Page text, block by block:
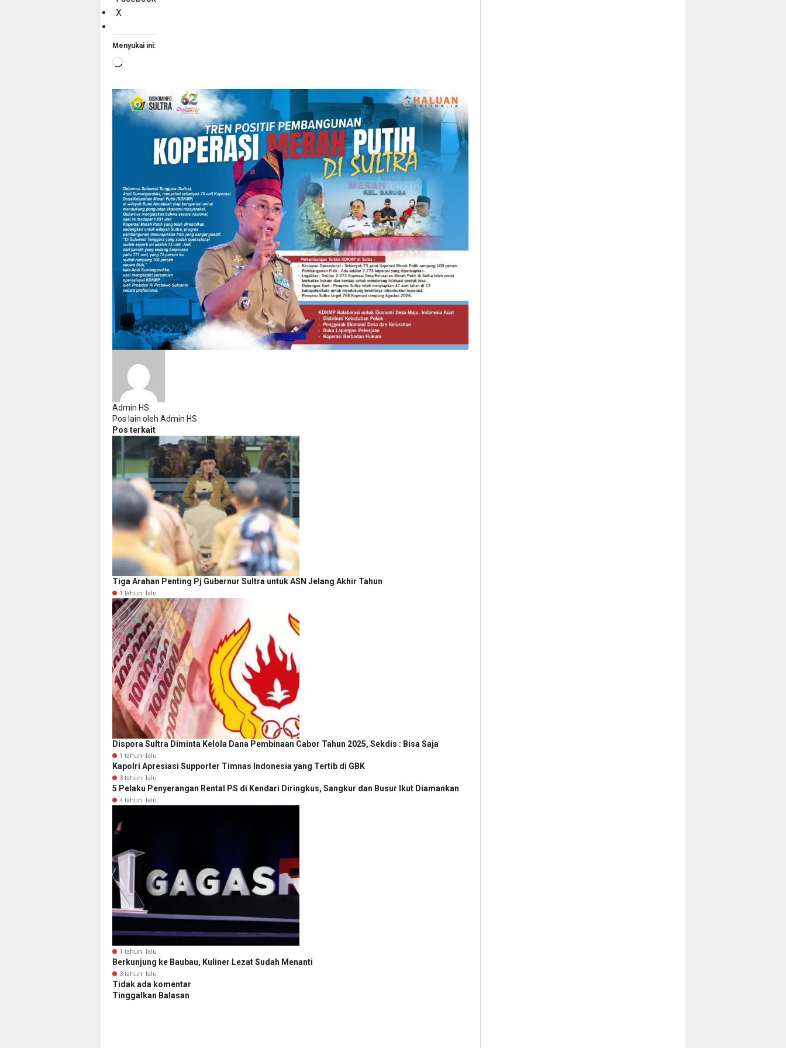
X
Menyukai ini:
Memuat...
Admin HS
Pos lain oleh Admin HS
Pos terkait
Tiga Arahan Penting Pj Gubernur Sultra untuk ASN Jelang Akhir Tahun
1 tahun lalu
Dispora Sultra Diminta Kelola Dana Pembinaan Cabor Tahun 2025, Sekdis : Bisa Saja
1 tahun lalu
Kapolri Apresiasi Supporter Timnas Indonesia yang Tertib di GBK
3 tahun lalu
5 Pelaku Penyerangan Rental PS di Kendari Diringkus, Sangkur dan Busur Ikut Diamankan
4 tahun lalu
1 tahun lalu
Berkunjung ke Baubau, Kuliner Lezat Sudah Menanti
3 tahun lalu
Tidak ada komentar
Tinggalkan Balasan